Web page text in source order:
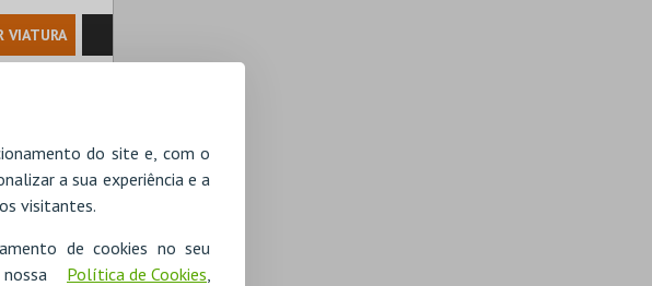
do site e, com o
a sua experiência e a
visitantes.
de cookies no seu
Política de Cookies,
VIATURA